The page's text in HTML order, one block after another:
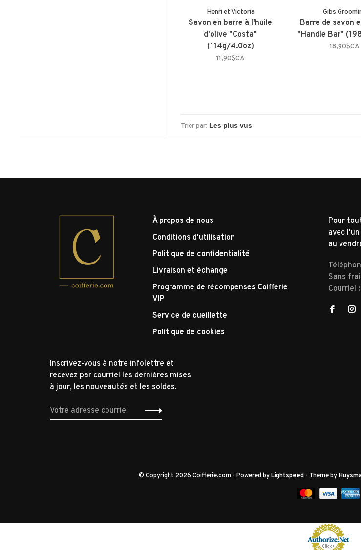
Henri et Victoria
Savon en barre à l'huile
d'olive "Costa"
(114g/4.0oz)
11,90$CA
Gibs
Barre de savon
"Handle Bar"
18,90$CA
Trier par:
À propos de nous
Conditions d'utilisation
Politique de confidentialité
Livraison et échange
Programme de récompenses Coifferie
VIP
Service de cueillette
Politique de cookies
Inscrivez-vous à notre infolettre et
recevez par courriel les dernières mises
à jour, les nouveautés et les soldes.
Pour
avec
au
Sans
Courriel :
© Copyright 2026 Coifferie.com - Powered byLightspeed - Theme by